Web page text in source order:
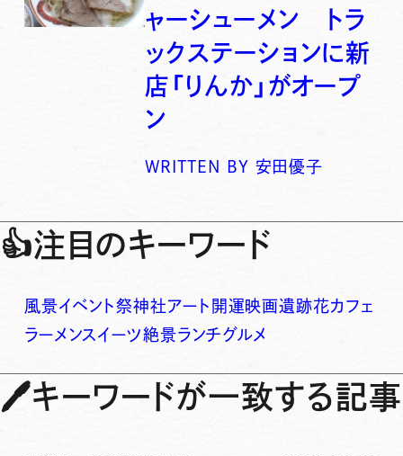
ャーシューメン トラ
ックステーションに新
店「りんか」がオープ
ン
WRITTEN BY 安田優子
👍注目のキーワード
風景イベント祭神社アート 開運映画遺跡花カフェ
ラーメンスイーツ絶景ランチグルメ
🖊キーワードが一致する記事